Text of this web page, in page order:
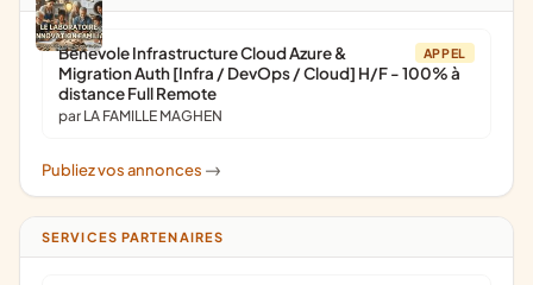
APPEL
Bénévole Infrastructure Cloud Azure &
Migration Auth [Infra / DevOps / Cloud] H/F - 100% à
distance Full Remote
par LA FAMILLE MAGHEN
Publiez vos annonces ->
SERVICES PARTENAIRES